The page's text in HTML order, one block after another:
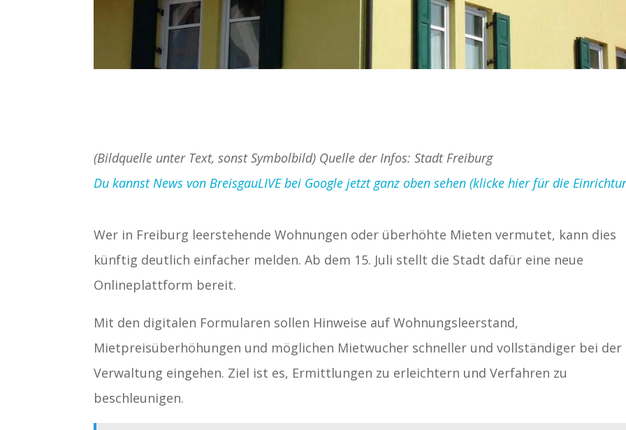
(Bildquelle unter Text, sonst Symbolbild) Quelle der Infos: Stadt Freiburg
Du kannst News von BreisgauLIVE bei Google jetzt ganz oben sehen (klicke hier für die
Wer in Freiburg leerstehende Wohnungen oder überhöhte Mieten vermutet, kann dies
künftig deutlich einfacher melden. Ab dem 15. Juli stellt die Stadt dafür eine neue
Onlineplattform bereit.
Mit den digitalen Formularen sollen Hinweise auf Wohnungsleerstand,
Mietpreisüberhöhungen und möglichen Mietwucher schneller und vollständiger bei der
Verwaltung eingehen. Ziel ist es, Ermittlungen zu erleichtern und Verfahren zu
beschleunigen.